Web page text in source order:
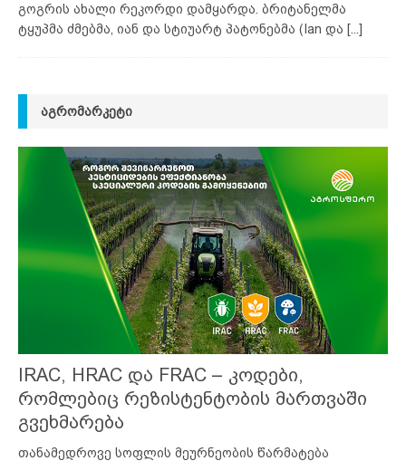
გოგრის ახალი რეკორდი დამყარდა. ბრიტანელმა
ტყუპმა ძმებმა, იან და სტიუარტ პატონებმა (Ian და [...]
ᲐᲒᲠᲝᲛᲐᲠᲙᲔᲢᲘ
IRAC, HRAC და FRAC – კოდები,
რომლებიც რეზისტენტობის მართვაში
გვეხმარება
თანამედროვე სოფლის მეურნეობის წარმატება